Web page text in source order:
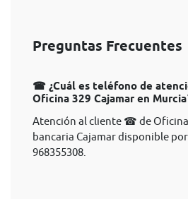
Preguntas Frecuentes
☎ ¿Cuál es teléfono de
Oficina 329 Cajamar en
Atención al cliente ☎ de Oficina
bancaria Cajamar disponible
968355308.